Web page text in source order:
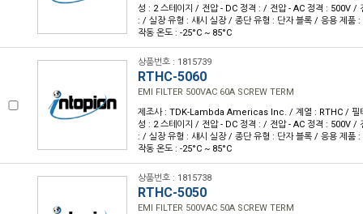
성 : 2 스테이지 / 전압 - DC 정격 : / 전압 - AC 정격 : 500V /
: / 실장 유형 : 섀시 실장 / 종단 유형 : 단자 블록 / 응용 제품
작동 온도 : -25°C ~ 85°C
상품번호 : 1815739
RTHC-5060
EMI FILTER 500VAC 60A SCREW TERM
제조사 : TDK-Lambda Americas Inc. / 계열 : RTHC / 필
성 : 2 스테이지 / 전압 - DC 정격 : / 전압 - AC 정격 : 500V /
: / 실장 유형 : 섀시 실장 / 종단 유형 : 단자 블록 / 응용 제품
작동 온도 : -25°C ~ 85°C
상품번호 : 1815738
RTHC-5050
EMI FILTER 500VAC 50A SCREW TERM